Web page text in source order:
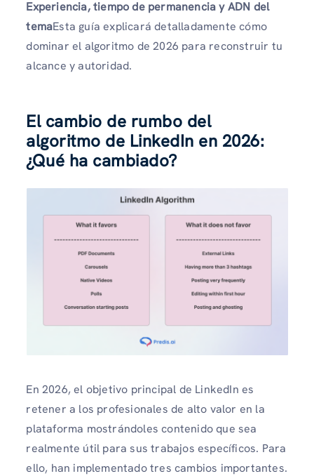
Experiencia, tiempo de permanencia y ADN del
temaEsta guía explicará detalladamente cómo
dominar el algoritmo de 2026 para reconstruir tu
alcance y autoridad.
El cambio de rumbo del
algoritmo de LinkedIn en 2026:
¿Qué ha cambiado?
En 2026, el objetivo principal de LinkedIn es
retener a los profesionales de alto valor en la
plataforma mostrándoles contenido que sea
realmente útil para sus trabajos específicos. Para
ello, han implementado tres cambios importantes.